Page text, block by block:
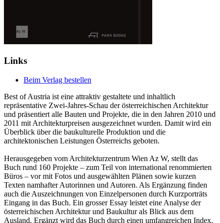
Links
Beim Verlag bestellen
Best of Austria ist eine attraktiv gestaltete und inhaltlich
repräsentative Zwei-Jahres-Schau der österreichischen Architektur
und präsentiert alle Bauten und Projekte, die in den Jahren 2010 und
2011 mit Architekturpreisen ausgezeichnet wurden. Damit wird ein
Überblick über die baukulturelle Produktion und die
architektonischen Leistungen Österreichs geboten.
Herausgegeben vom Architekturzentrum Wien Az W, stellt das
Buch rund 160 Projekte – zum Teil von international renommierten
Büros – vor mit Fotos und ausgewählten Plänen sowie kurzen
Texten namhafter Autorinnen und Autoren. Als Ergänzung finden
auch die Auszeichnungen von Einzelpersonen durch Kurzporträts
Eingang in das Buch. Ein grosser Essay leistet eine Analyse der
österreichischen Architektur und Baukultur als Blick aus dem
Ausland. Ergänzt wird das Buch durch einen umfangreichen Index,